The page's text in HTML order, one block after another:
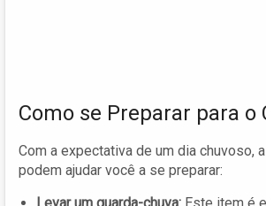
Como se Preparar para o
Com a expectativa de um dia chuvoso,
podem ajudar você a se preparar:
Levar um guarda-chuva: Este item é